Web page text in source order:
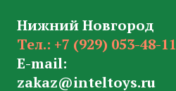
Нижний Новгород
Тел.: +7 (929) 053-48-11
E-mail:
zakaz@inteltoys.ru